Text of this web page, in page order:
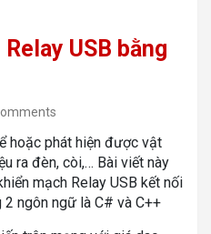
USB bằng
hoặc phát hiện được vật
ra đèn, còi,… Bài viết này
mạch Relay USB kết nối
ngôn ngữ là C# và C++